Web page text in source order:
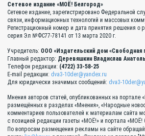
Сетевое издание «МОЁ! Белгород»
Сетевое издание, зарегистрировано Федеральной
связи, информационных технологий и массовых
Регистрационный номер и дата принятия решения о
серия Эл №ФС77-78141 от 13 марта 2020 г.
Учредитель: ООО «Издательский дом «Свободная
Главный редактор: Деревяшкин Владислав
Телефон редакции: (4722) 33-58-25
E-mail редакции: dva3-10der@yandex.ru
Для юридически значимых сообщений: dva3-
Мнения авторов статей, опубликованных на портале
размещённых в разделах «Мнения», «Народные
комментариев пользователей к материалам сайта
с позицией редакции газеты «МОЁ!» и портала «МОЁ!
По вопросам размещения рекламы на сайте